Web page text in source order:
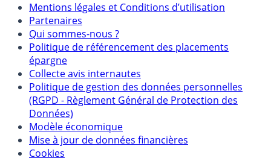
Mentions légales et Conditions d’utilisation
Partenaires
Qui sommes-nous ?
Politique de référencement des placements
épargne
Collecte avis internautes
Politique de gestion des données personnelles
(RGPD - Règlement Général de Protection des
Données)
Modèle économique
Mise à jour de données financières
Cookies